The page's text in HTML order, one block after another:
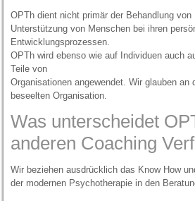
OPTh dient nicht primär der Behandlung
Unterstützung von Menschen bei ihren
Entwicklungsprozessen.
OPTh wird ebenso wie auf Individuen auch
Teile von
Organisationen angewendet. Wir glauben an
beseelten Organisation.
Was unterscheidet
anderen Coaching
Wir beziehen ausdrücklich das Know How
der modernen Psychotherapie in den